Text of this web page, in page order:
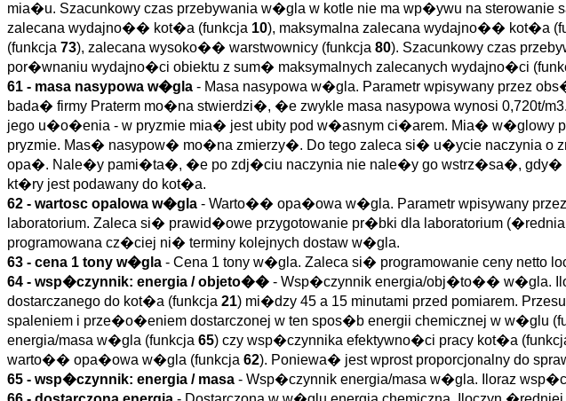
mia�u. Szacunkowy czas przebywania w�gla w kotle nie ma wp�ywu na sterowanie
zalecana wydajno�� kot�a (funkcja 10), maksymalna zalecana wydajno�� kot�a
(funkcja 73), zalecana wysoko�� warstwownicy (funkcja 80). Szacunkowy czas
por�wnaniu wydajno�ci obiektu z sum� maksymalnych zalecanych wydajno�ci
61 - masa nasypowa w�gla - Masa nasypowa w�gla. Parametr wpisywany przez
bada� firmy Praterm mo�na stwierdzi�, �e zwykle masa nasypowa wynosi
jego u�o�enia - w pryzmie mia� jest ubity pod w�asnym ci�arem. Mia�
pryzmie. Mas� nasypow� mo�na zmierzy�. Do tego zaleca si� u�ycie naczynia o
opa�. Nale�y pami�ta�, �e po zdj�ciu naczynia nie nale�y go wstrz�sa�, gdy�
kt�ry jest podawany do kot�a.
62 - wartosc opalowa w�gla - Warto�� opa�owa w�gla. Parametr wpisywany
laboratorium. Zaleca si� prawid�owe przygotowanie pr�bki dla laboratorium
programowana cz�ciej ni� terminy kolejnych dostaw w�gla.
63 - cena 1 tony w�gla - Cena 1 tony w�gla. Zaleca si� programowanie ceny netto
64 - wsp�czynnik: energia / objeto�� - Wsp�czynnik energia/obj�to�� w�gla.
dostarczanego do kot�a (funkcja 21) mi�dzy 45 a 15 minutami przed pomiarem.
spaleniem i prze�o�eniem dostarczonej w ten spos�b energii chemicznej w w�glu
energia/masa w�gla (funkcja 65) czy wsp�czynnika efektywno�ci pracy kot�a
warto�� opa�owa w�gla (funkcja 62). Poniewa� jest wprost proporcjonalny do
65 - wsp�czynnik: energia / masa - Wsp�czynnik energia/masa w�gla. Iloraz